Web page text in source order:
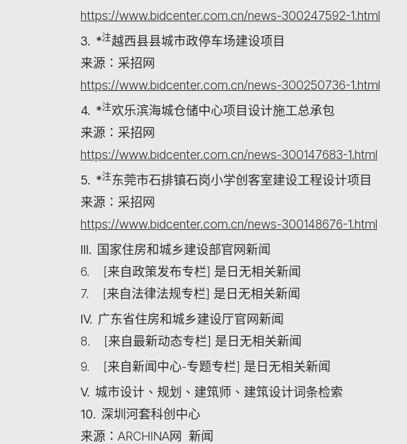
https://www.bidcenter.com.cn/news-300247592-1.html
3. *注越西县县城市政停车场建设项目
来源：采招网
https://www.bidcenter.com.cn/news-300250736-1.html
4. *注欢乐滨海城仓储中心项目设计施工总承包
来源：采招网
https://www.bidcenter.com.cn/news-300147683-1.html
5. *注东莞市石排镇石岗小学创客室建设工程设计项目
来源：采招网
https://www.bidcenter.com.cn/news-300148676-1.html
III. 国家住房和城乡建设部官网新闻
6. [来自政策发布专栏] 是日无相关新闻
7. [来自法律法规专栏] 是日无相关新闻
IV. 广东省住房和城乡建设厅官网新闻
8. [来自最新动态专栏] 是日无相关新闻
9. [来自新闻中心-专题专栏] 是日无相关新闻
V. 城市设计、规划、建筑师、建筑设计词条检索
10. 深圳河套科创中心
来源：ARCHINA网 新闻